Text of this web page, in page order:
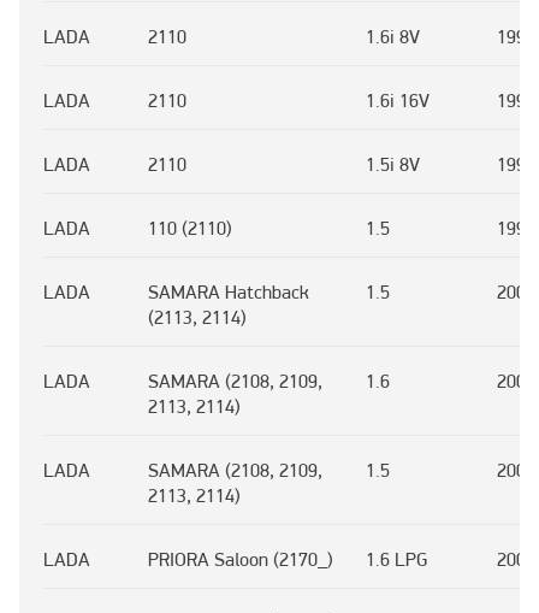
LADA 2110 1.6i 8V
LADA 2110 1.6i 16V
LADA 2110 1.5i 8V
LADA 110 (2110) 1.5
LADA
SAMARA Hatchback
(2113, 2114)
1.5
LADA
SAMARA (2108, 2109,
2113, 2114)
1.6
LADA
SAMARA (2108, 2109,
2113, 2114)
1.5
LADA PRIORA Saloon (2170_) 1.6 LPG